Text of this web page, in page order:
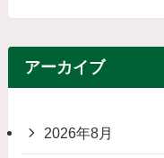
アーカイブ
2026年8月